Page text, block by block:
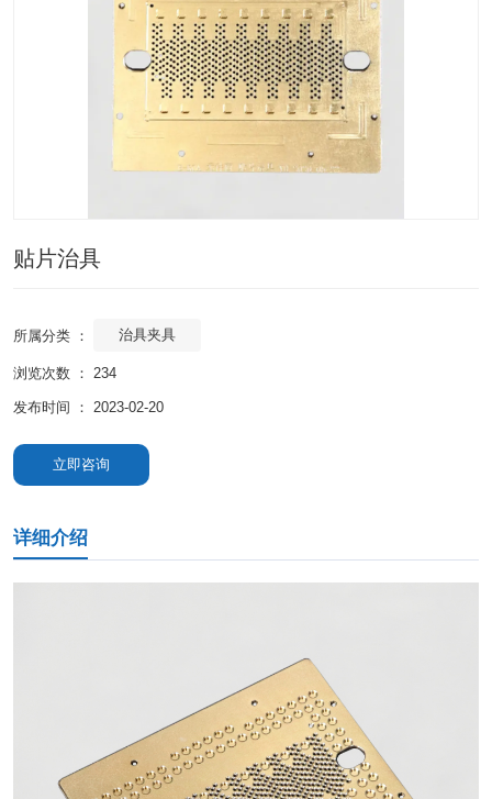
贴片治具
所属分类 ： 治具夹具
浏览次数 ： 234
发布时间 ： 2023-02-20
立即咨询
详细介绍